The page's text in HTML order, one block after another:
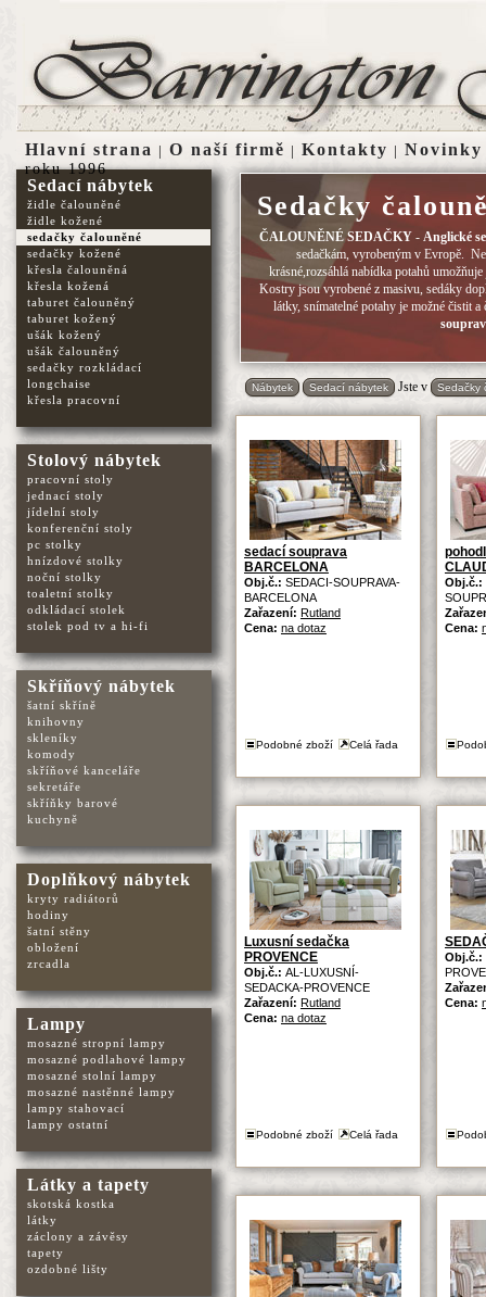
Sedačky
ČALOUNĚNÉ SEDAČKY -Anglické
sedačkám, vyrobeným v Evropě.
krásné,rozsáhlá nabídka potahů
Kostry jsou vyrobené z masivu, sedáky
látky, snímatelné potahy je možné čistit
Nábytek Sedací nábytek Jste v Sedačky
sedací souprava
BARCELONA
Obj.č.: SEDACI-SOUPRAVA-
BARCELONA
Zařazení: Rutland
Cena: na dotaz
Podobné zboží Celá řada
Obj.č.:
Cena:
Luxusní sedačka
PROVENCE
Obj.č.: AL-LUXUSNÍ-
SEDACKA-PROVENCE
Zařazení: Rutland
Cena: na dotaz
Podobné zboží Celá řada
Obj.č.:
Cena:
Sedací nábytek
židle čalouněné
židle kožené
sedačky čalouněné
sedačky kožené
křesla čalouněná
křesla kožená
taburet čalouněný
taburet kožený
ušák kožený
ušák čalouněný
sedačky rozkládací
longchaise
křesla pracovní
Stolový nábytek
pracovní stoly
jednací stoly
jídelní stoly
konferenční stoly
pc stolky
hnízdové stolky
noční stolky
toaletní stolky
odkládací stolek
stolek pod tv a hi-fi
Skříňový nábytek
šatní skříně
knihovny
skleníky
komody
skříňové kanceláře
sekretáře
skříňky barové
kuchyně
Doplňkový nábytek
kryty radiátorů
hodiny
šatní stěny
obložení
zrcadla
Lampy
mosazné stropní lampy
mosazné podlahové lampy
mosazné stolní lampy
mosazné nastěnné lampy
lampy stahovací
lampy ostatní
Látky a tapety
skotská kostka
látky
záclony a závěsy
tapety
ozdobné lišty
Hlavní strana | O naší firmě | Kontakty | Novinky
roku 1996